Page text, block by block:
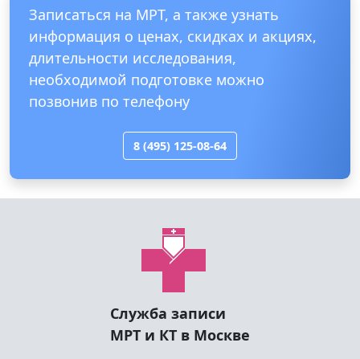
Записаться на МРТ, а также узнать
информация о ценах, скидках и акциях,
длительности исследования,
необходимой подготовке можно
позвонив по телефону
8 (495) 125-08-64
Служба записи
МРТ и КТ в Москве